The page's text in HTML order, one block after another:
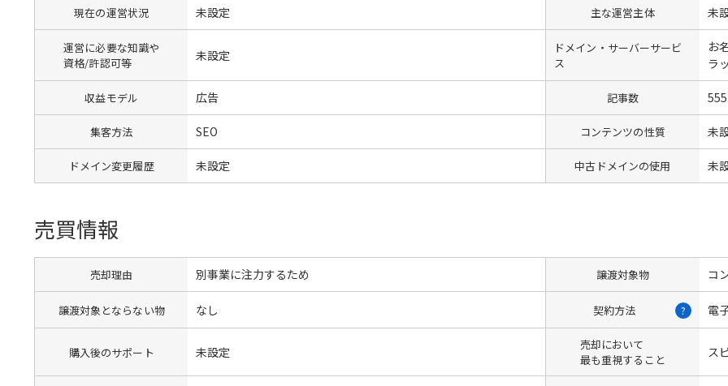
現在の運営状況 未設定 主な運営主体 未
運営に必要な知識や
資格/許認可等
未設定
ドメイン・サーバーサービ
ス
お
ラ
収益モデル 広告 記事数 555
集客方法 SEO コンテンツの性質 未
ドメイン変更履歴 未設定 中古ドメインの使用 未
売買情報
売却理由 別事業に注力するため 譲渡対象物 コ
譲渡対象とならない物 なし 契約方法 ? 電
購入後のサポート 未設定
売却において
最も重視すること
ス